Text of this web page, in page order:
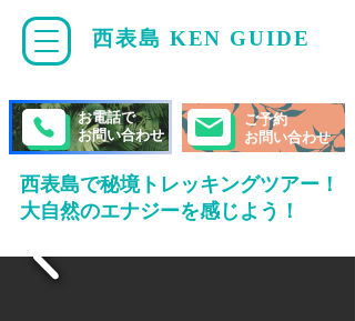
西表島 KEN GUIDE
ご予約
お問い合わせ
お電話で
お問い合わせ
西表島で秘境トレッキングツアー！
大自然のエナジーを感じよう！